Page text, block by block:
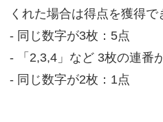
くれた場合は得点を獲得で
- 同じ数字が3枚：5点
- 「2,3,4」など 3枚の連番
- 同じ数字が2枚：1点